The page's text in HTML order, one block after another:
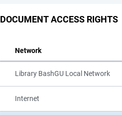
DOCUMENT ACCESS RIGHTS
Network
Library BashGU Local Network
Internet